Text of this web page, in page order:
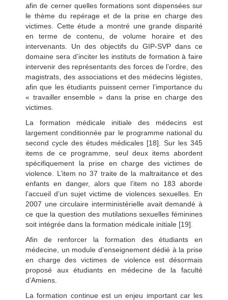
afin de cerner quelles formations sont dispensées sur
le thème du repérage et de la prise en charge des
victimes. Cette étude a montré une grande disparité
en terme de contenu, de volume horaire et des
intervenants. Un des objectifs du GIP-SVP dans ce
domaine sera d’inciter les instituts de formation à faire
intervenir des représentants des forces de l’ordre, des
magistrats, des associations et des médecins légistes,
afin que les étudiants puissent cerner l’importance du
« travailler ensemble » dans la prise en charge des
victimes.
La formation médicale initiale des médecins est
largement conditionnée par le programme national du
second cycle des études médicales [18]. Sur les 345
items de ce programme, seul deux items abordent
spécifiquement la prise en charge des victimes de
violence. L’item no 37 traite de la maltraitance et des
enfants en danger, alors que l’item no 183 aborde
l’accueil d’un sujet victime de violences sexuelles. En
2007 une circulaire interministérielle avait demandé à
ce que la question des mutilations sexuelles féminines
soit intégrée dans la formation médicale initiale [19].
Afin de renforcer la formation des étudiants en
médecine, un module d’enseignement dédié à la prise
en charge des victimes de violence est désormais
proposé aux étudiants en médecine de la faculté
d’Amiens.
La formation continue est un enjeu important car les